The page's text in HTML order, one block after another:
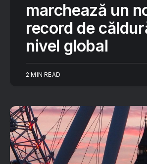
marchează un
record de
nivel global
2 MIN READ